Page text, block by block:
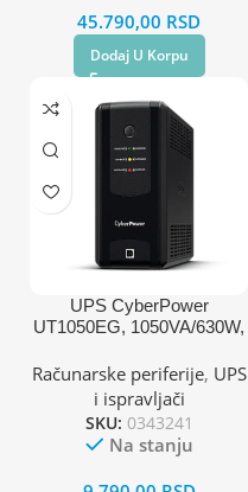
45.790,00 RSD
Dodaj U Korpu
UPS CyberPower
UT1050EG, 1050VA/630W,
Računarske periferije, UPS
i ispravljači
SKU: 0343241
Na stanju